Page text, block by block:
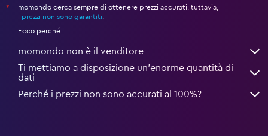
*
momondo cerca sempre di ottenere prezzi accurati, tuttavia,
i prezzi non sono garantiti.
Ecco perché:
momondo non è il venditore
Ti mettiamo a disposizione un’enorme quantità di
dati
Perché i prezzi non sono accurati al 100%?